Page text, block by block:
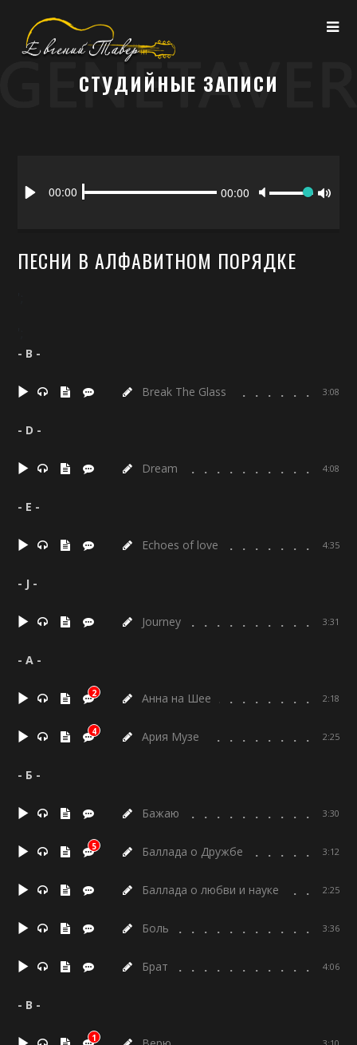
СТУДИЙНЫЕ ЗАПИСИ
Seek
Current
00:00 Duration
00:00 Volume
ПЕСНИ В АЛФАВИТНОМ ПОРЯДКЕ
- B -
Break The Glass 3:08
- D -
Dream 4:08
- E -
Echoes of love 4:35
- J -
Journey 3:31
- А -
2 Анна на Шее 2:18
4 Ария Музе 2:25
- Б -
Бажаю 3:30
5 Баллада о Дружбе 3:12
Баллада о любви и науке 2:25
Боль 3:36
Брат 4:06
- В -
1